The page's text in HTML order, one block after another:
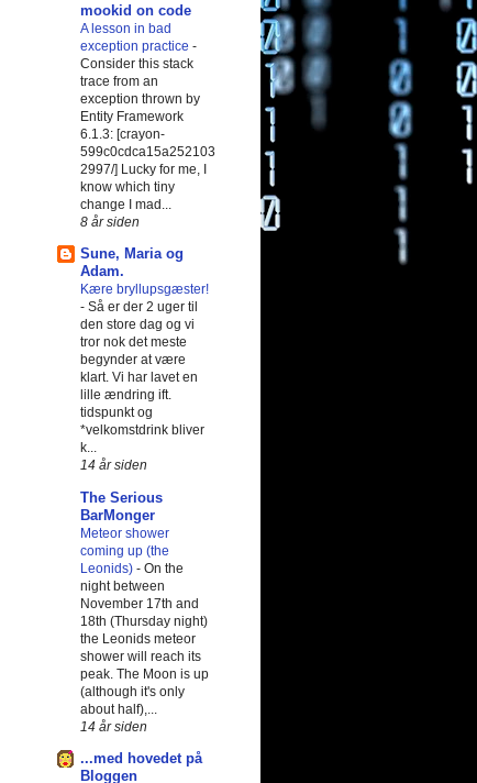
mookid on code
A lesson in bad
exception practice -
Consider this stack
trace from an
exception thrown by
Entity Framework
6.1.3: [crayon-
599c0cdca15a252103
2997/] Lucky for me, I
know which tiny
change I mad...
8 år siden
Sune, Maria og
Adam.
Kære bryllupsgæster!
- Så er der 2 uger til
den store dag og vi
tror nok det meste
begynder at være
klart. Vi har lavet en
lille ændring ift.
tidspunkt og
*velkomstdrink bliver
k...
14 år siden
The Serious
BarMonger
Meteor shower
coming up (the
Leonids) - On the
night between
November 17th and
18th (Thursday night)
the Leonids meteor
shower will reach its
peak. The Moon is up
(although it's only
about half),...
14 år siden
...med hovedet på
Bloggen